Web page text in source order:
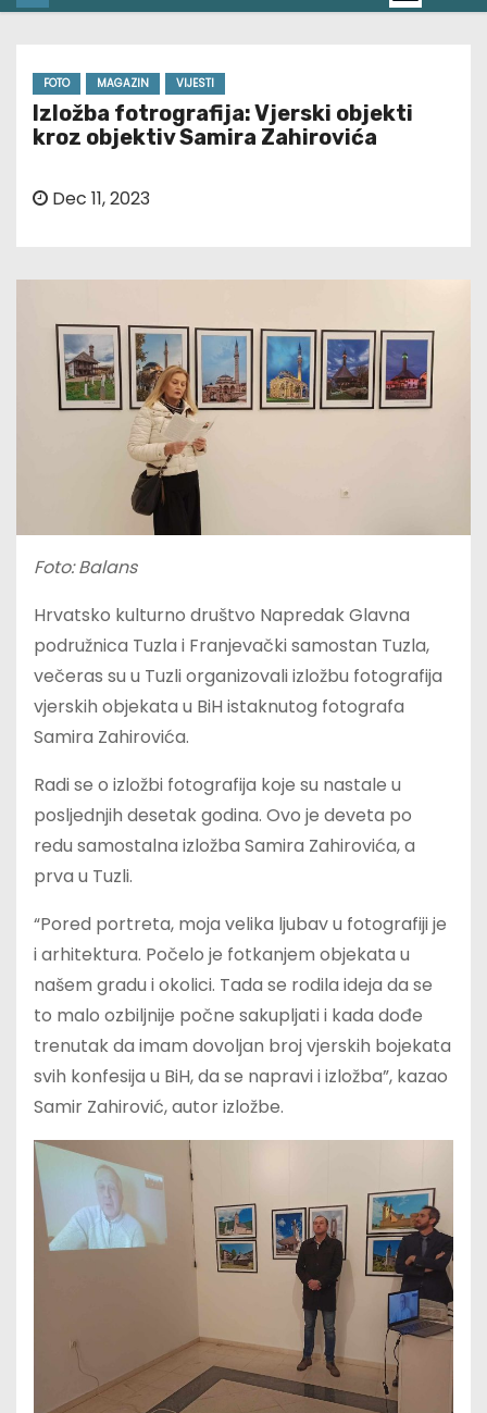
FOTO MAGAZIN VIJESTI
Izložba fotrografija: Vjerski objekti
kroz objektiv Samira Zahirovića
Dec 11, 2023
Foto: Balans
Hrvatsko kulturno društvo Napredak Glavna
podružnica Tuzla i Franjevački samostan Tuzla,
večeras su u Tuzli organizovali izložbu fotografija
vjerskih objekata u BiH istaknutog fotografa
Samira Zahirovića.
Radi se o izložbi fotografija koje su nastale u
posljednjih desetak godina. Ovo je deveta po
redu samostalna izložba Samira Zahirovića, a
prva u Tuzli.
“Pored portreta, moja velika ljubav u fotografiji je
i arhitektura. Počelo je fotkanjem objekata u
našem gradu i okolici. Tada se rodila ideja da se
to malo ozbiljnije počne sakupljati i kada dođe
trenutak da imam dovoljan broj vjerskih bojekata
svih konfesija u BiH, da se napravi i izložba”, kazao
Samir Zahirović, autor izložbe.